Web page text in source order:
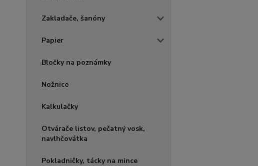
Zakladače, šanóny
Papier
Bločky na poznámky
Nožnice
Kalkulačky
Otvárače listov, pečatný vosk,
navlhčovátka
Pokladničky, tácky na mince